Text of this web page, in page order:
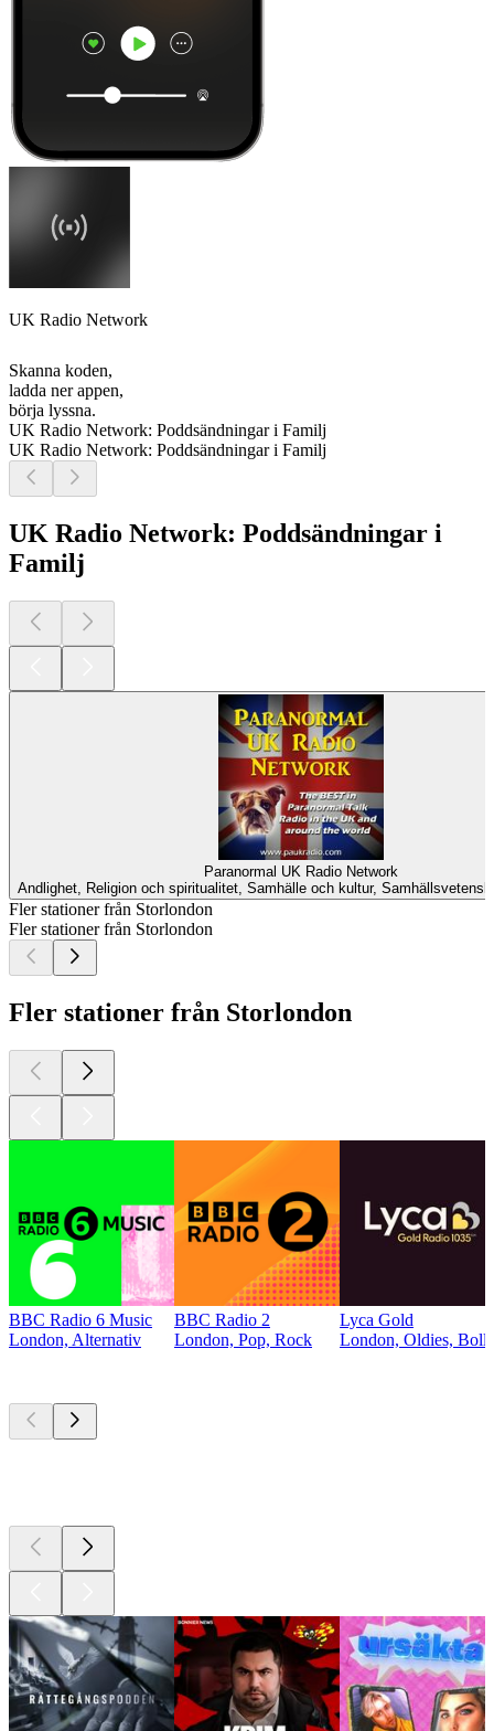
UK Radio Network
Skanna koden,
ladda ner appen,
börja lyssna.
UK Radio Network: Poddsändningar i Familj
UK Radio Network: Poddsändningar i Familj
UK Radio Network: Poddsändningar i
Familj
Paranormal UK Radio Network
Andlighet, Religion och spiritualitet, Samhälle och kultur,
Fler stationer från Storlondon
Fler stationer från Storlondon
Fler stationer från Storlondon
BBC Radio 6 Music
London, Alternativ
BBC Radio 2
London, Pop, Rock
Lyca Gold
London, Oldies,